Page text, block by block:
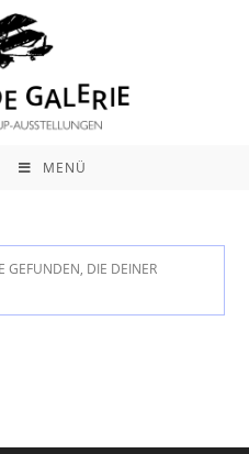
MENÜ
GEFUNDEN, DIE DEINER